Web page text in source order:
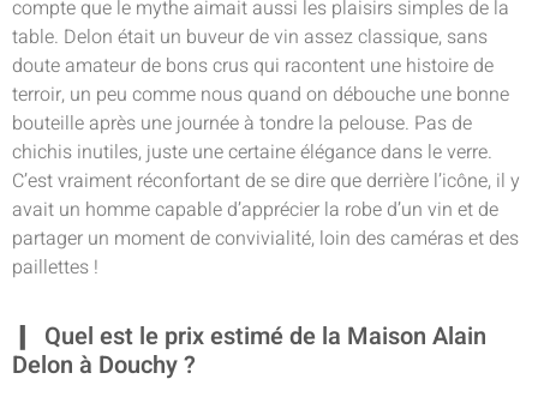
compte que le mythe aimait aussi les plaisirs simples de la
table. Delon était un buveur de vin assez classique, sans
doute amateur de bons crus qui racontent une histoire de
terroir, un peu comme nous quand on débouche une bonne
bouteille après une journée à tondre la pelouse. Pas de
chichis inutiles, juste une certaine élégance dans le verre.
C’est vraiment réconfortant de se dire que derrière l’icône, il y
avait un homme capable d’apprécier la robe d’un vin et de
partager un moment de convivialité, loin des caméras et des
paillettes !
Quel est le prix estimé de la Maison Alain
Delon à Douchy ?